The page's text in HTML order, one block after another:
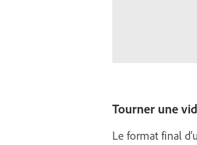
Tourner une
Le format final